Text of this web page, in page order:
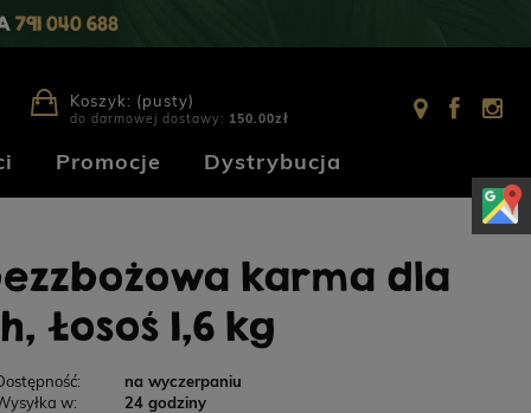
791 040 688
Koszyk: (pusty)
do darmowej dostawy: 150.00zł
Promocje
Dystrybucja
karma dla
Łosoś 1,6 kg
na wyczerpaniu
w:
24 godziny